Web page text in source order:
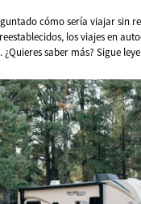
cómo sería viajar sin
los viajes en
¿Quieres saber más? Sigue